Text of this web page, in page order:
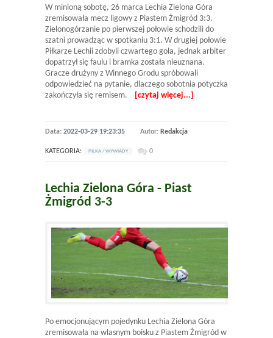
W minioną sobotę, 26 marca Lechia Zielona Góra
zremisowała mecz ligowy z Piastem Żmigród 3:3.
Zielonogórzanie po pierwszej połowie schodzili do
szatni prowadząc w spotkaniu 3:1. W drugiej połowie
Piłkarze Lechii zdobyli czwartego gola, jednak arbiter
dopatrzył się faulu i bramka została nieuznana.
Gracze drużyny z Winnego Grodu spróbowali
odpowiedzieć na pytanie, dlaczego sobotnia potyczka
zakończyła się remisem.
[czytaj więcej...]
Data: 2022-03-29 19:23:35 Autor: Redakcja
KATEGORIA: PILKA / WYWIADY 0
Lechia Zielona Góra - Piast
Żmigród 3-3
Po emocjonującym pojedynku Lechia Zielona Góra
zremisowała na wlasnym boisku z Piastem Żmigród w